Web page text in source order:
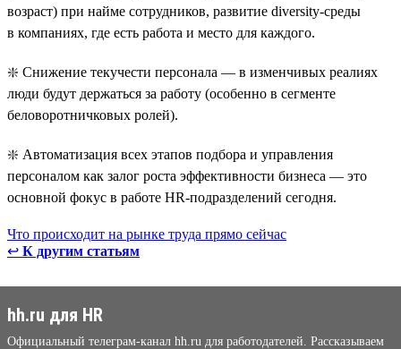
возраст) при найме сотрудников, развитие diversity-среды
в компаниях, где есть работа и место для каждого.
❇️ Снижение текучести персонала — в изменчивых реалиях
люди будут держаться за работу (особенно в сегменте
беловоротничковых ролей).
❇️ Автоматизация всех этапов подбора и управления
персоналом как залог роста эффективности бизнеса — это
основной фокус в работе HR-подразделений сегодня.
Что происходит на рынке труда прямо сейчас
↩ К другим статьям
hh.ru для HR
Официальный телеграм-канал hh.ru для работодателей. Рассказываем